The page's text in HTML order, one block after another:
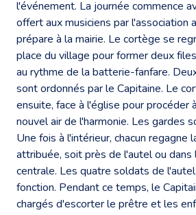
l'événement. La journée commence
offert aux musiciens par l'association
prépare à la mairie. Le cortège se
place du village pour former deux
au rythme de la batterie-fanfare.
sont ordonnés par le Capitaine. Le
ensuite, face à l'église pour procéder
nouvel air de l'harmonie. Les gardes
Une fois à l'intérieur, chacun regagne
attribuée, soit près de l'autel ou dans
centrale. Les quatre soldats de
fonction. Pendant ce temps, le
chargés d'escorter le prêtre et les